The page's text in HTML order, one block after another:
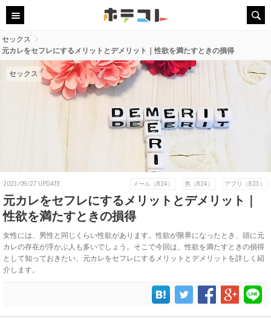
セックス
元カレをセフレにするメリットとデメリット｜性欲を満たすときの損得
セックス
2023/09/27 UPDATE メール（824） 男（824） アプリ（823）
元カレをセフレにするメリットとデメリット｜
性欲を満たすときの損得
女性には、男性と同じくらい性欲があります。性欲が限界になったとき、頭に元
カレの存在が浮かぶ人も多いでしょう。そこで今回は、性欲を満たすときの損得
として知っておきたい、元カレをセフレにするメリットとデメリットを詳しく紹
介します。